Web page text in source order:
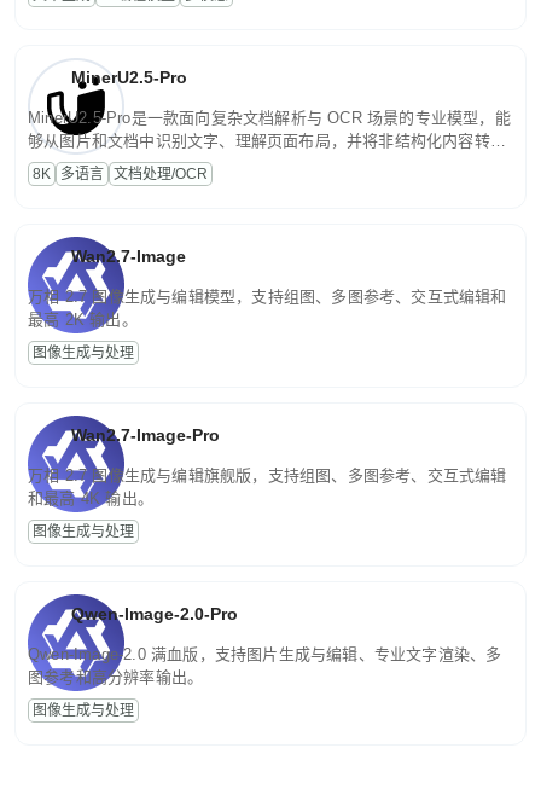
程，支持超长文档与长视频的深度语义解析。长程任务中自主规划与
MinerU2.5-Pro
MinerU2.5-Pro是一款面向复杂文档解析与 OCR 场景的专业模型，能
够从图片和文档中识别文字、理解页面布局，并将非结构化内容转换
为便于存储、检索和二次处理的结构化结果。
8K 多语言 文档处理/OCR
Wan2.7-Image
万相 2.7 图像生成与编辑模型，支持组图、多图参考、交互式编辑和
最高 2K 输出。
图像生成与处理
Wan2.7-Image-Pro
万相 2.7 图像生成与编辑旗舰版，支持组图、多图参考、交互式编辑
和最高 4K 输出。
图像生成与处理
Qwen-Image-2.0-Pro
Qwen-Image-2.0 满血版，支持图片生成与编辑、专业文字渲染、多
图参考和高分辨率输出。
图像生成与处理